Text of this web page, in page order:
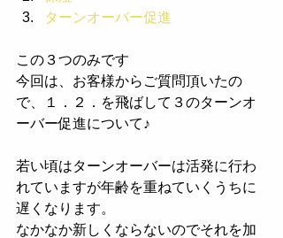
ターンオーバー促進
この３つのみです
今回は、お客様からご質問頂いたの
で、１．２．を飛ばして３のターンオ
ーバー促進について♪
若い頃はターンオーバーは活発に行わ
れていますが年齢を重ねていくうちに
遅くなります。
なかなか新しくならないのでそれを加